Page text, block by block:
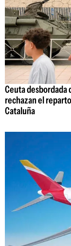
Ceuta desbordada
rechazan el
Cataluña